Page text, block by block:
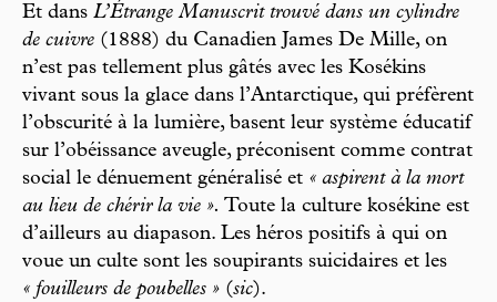
Et dans L’Étrange Manuscrit trouvé dans un cylindre
de cuivre (1888) du Canadien James De Mille, on
n’est pas tellement plus gâtés avec les Kosékins
vivant sous la glace dans l’Antarctique, qui préfèrent
l’obscurité à la lumière, basent leur système éducatif
sur l’obéissance aveugle, préconisent comme contrat
social le dénuement généralisé et « aspirent à la mort
au lieu de chérir la vie ». Toute la culture kosékine est
d’ailleurs au diapason. Les héros positifs à qui on
voue un culte sont les soupirants suicidaires et les
« fouilleurs de poubelles » (sic).